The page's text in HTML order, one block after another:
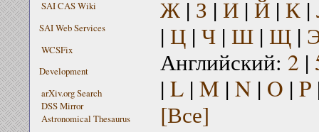
SAI CAS Wiki
SAI Web Services
WCSFix
Development
arXiv.org Search
DSS Mirror
Astronomical Thesaurus
Ж| З | И| Й| К|
| Ц| Ч| Ш| Щ|
Английский: 2 |
| L| M | N | O | P
[Все]